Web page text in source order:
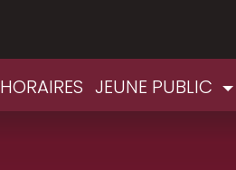
HORAIRES JEUNE PUBLIC